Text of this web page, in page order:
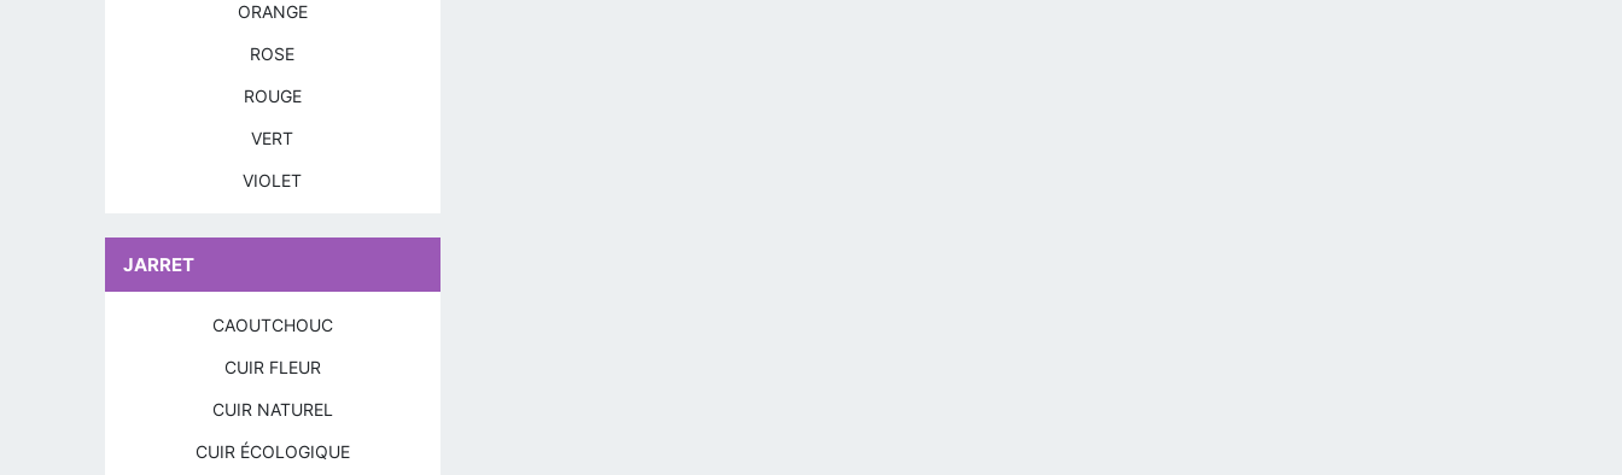
ORANGE
ROSE
ROUGE
VERT
VIOLET
JARRET
CAOUTCHOUC
CUIR FLEUR
CUIR NATUREL
CUIR ÉCOLOGIQUE